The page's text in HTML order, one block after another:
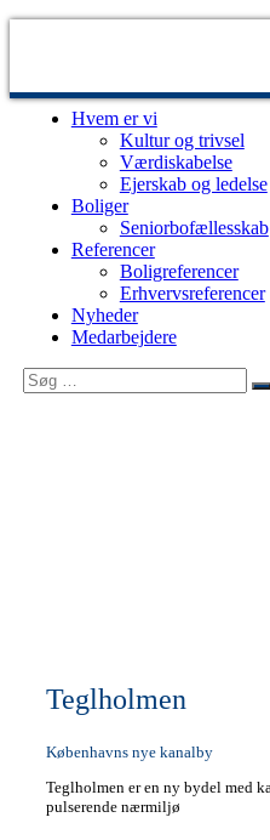
Udvikling
byggestyring
ejendomsprojekter
Hvem er vi
Kultur og trivsel
Værdiskabelse
Ejerskab og ledelse
Boliger
Seniorbofællesskab
Referencer
Boligreferencer
Erhvervsreferencer
Nyheder
Medarbejdere
Søg
efter:
Teglholmen
Københavns nye kanalby
Teglholmen er en ny bydel med
pulserende nærmiljø